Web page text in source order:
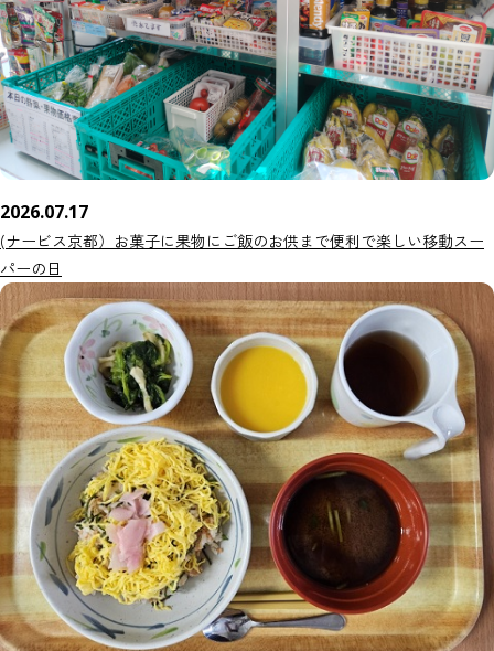
2026.07.17
(ナービス京都）お菓子に果物にご飯のお供まで便利で楽しい移動スー
パーの日